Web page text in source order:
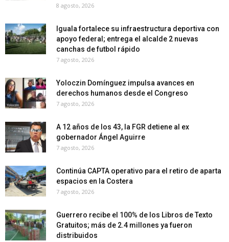
8 agosto, 2026
Iguala fortalece su infraestructura deportiva con
apoyo federal; entrega el alcalde 2 nuevas
canchas de futbol rápido
7 agosto, 2026
Yoloczin Domínguez impulsa avances en
derechos humanos desde el Congreso
7 agosto, 2026
A 12 años de los 43, la FGR detiene al ex
gobernador Ángel Aguirre
7 agosto, 2026
Continúa CAPTA operativo para el retiro de aparta
espacios en la Costera
7 agosto, 2026
Guerrero recibe el 100% de los Libros de Texto
Gratuitos; más de 2.4 millones ya fueron
distribuidos